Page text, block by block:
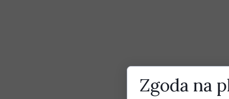
Zgoda na